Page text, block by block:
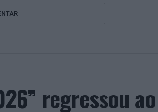
regressou ao